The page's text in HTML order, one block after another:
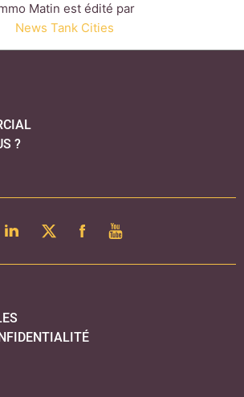
Matin est édité par
News Tank Cities
?
LINKEDINTWITTERFACEBOOK
YOUTUBE